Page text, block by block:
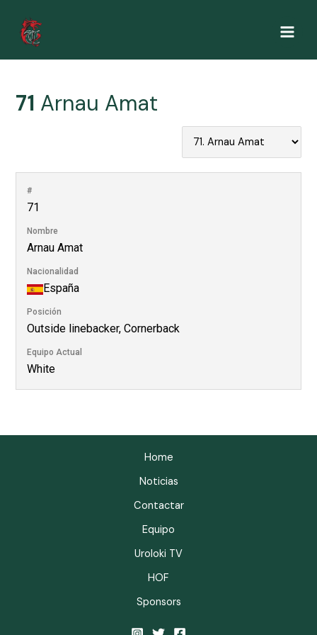
contenido
Main
71 Arnau Amat
#
71
Nombre
Arnau Amat
Nacionalidad
España
Posición
Outside linebacker, Cornerback
Equipo Actual
White
Home
Noticias
Contactar
Equipo
Uroloki TV
HOF
Sponsors